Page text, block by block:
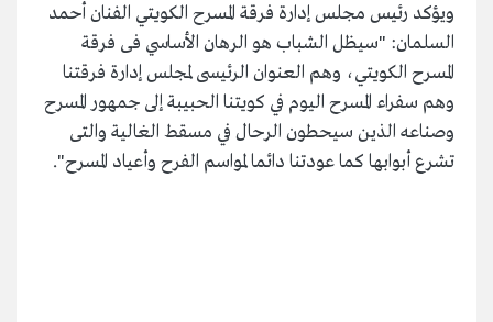
ويؤكد رئيس مجلس إدارة فرقة المسرح الكويتي الفنان أحمد
السلمان: "سيظل الشباب هو الرهان الأساسي فى فرقة
المسرح الكويتي، وهم العنوان الرئيسى لمجلس إدارة فرقتنا
وهم سفراء المسرح اليوم في كويتنا الحبيبة إلى جمهور المسرح
وصناعه الذين سيحطون الرحال في مسقط الغالية والتى
تشرع أبوابها كما عودتنا دائما لمواسم الفرح وأعياد المسرح".